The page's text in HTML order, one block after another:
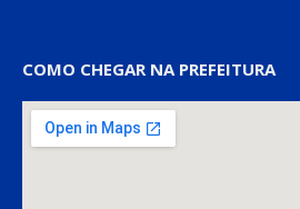
COMO CHEGAR NA PREFEITURA